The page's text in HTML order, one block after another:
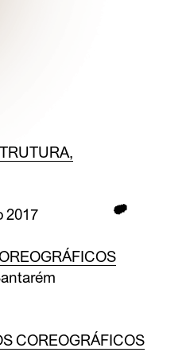
2017
COREOGRÁFICOS